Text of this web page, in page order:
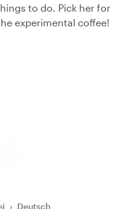
to do. Pick her for
experimental coffee!
› Deutsch